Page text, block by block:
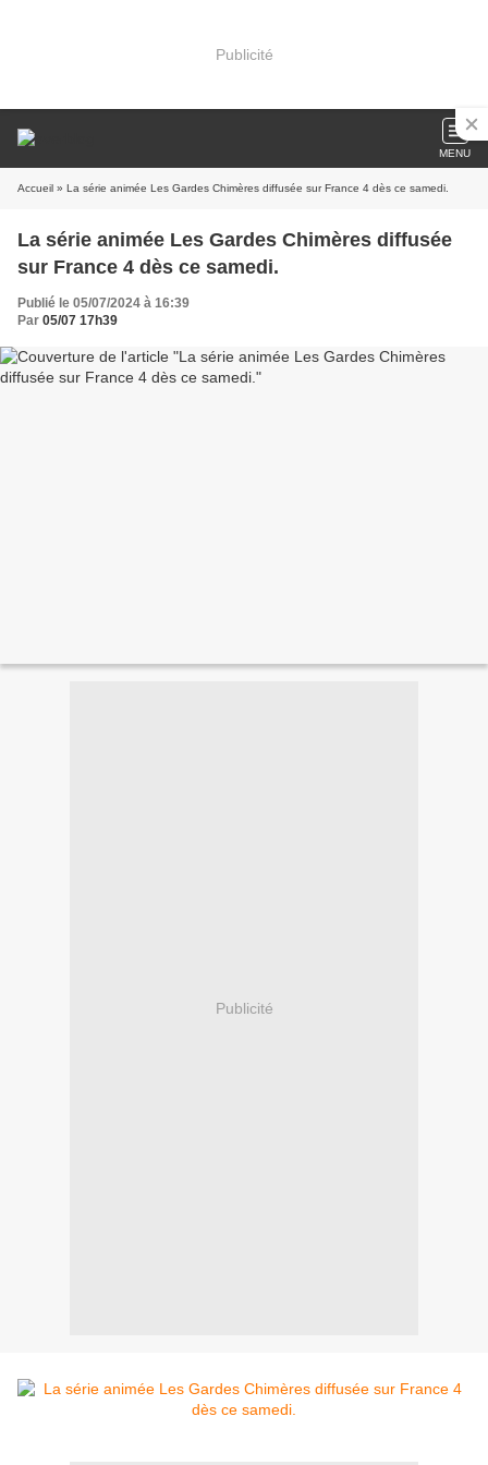
Publicité
MENU
Accueil » La série animée Les Gardes Chimères diffusée sur France 4 dès ce samedi.
La série animée Les Gardes Chimères diffusée
sur France 4 dès ce samedi.
Publié le 05/07/2024 à 16:39
Par 05/07 17h39
Publicité